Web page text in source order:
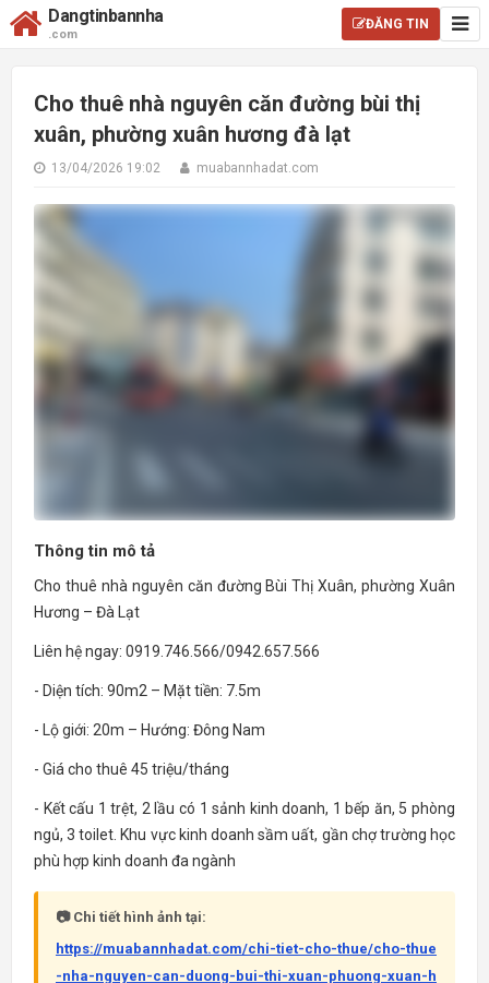
Dangtinbannha
.com
ĐĂNG TIN
Cho thuê nhà nguyên căn đường bùi thị
xuân, phường xuân hương đà lạt
13/04/2026 19:02 muabannhadat.com
Thông tin mô tả
Cho thuê nhà nguyên căn đường Bùi Thị Xuân, phường Xuân
Hương – Đà Lạt
Liên hệ ngay: 0919.746.566/0942.657.566
- Diện tích: 90m2 – Mặt tiền: 7.5m
- Lộ giới: 20m – Hướng: Đông Nam
- Giá cho thuê 45 triệu/tháng
- Kết cấu 1 trệt, 2 lầu có 1 sảnh kinh doanh, 1 bếp ăn, 5 phòng
ngủ, 3 toilet. Khu vực kinh doanh sầm uất, gần chợ trường học
phù hợp kinh doanh đa ngành
📷 Chi tiết hình ảnh tại:
https://muabannhadat.com/chi-tiet-cho-thue/cho-thue
-nha-nguyen-can-duong-bui-thi-xuan-phuong-xuan-h